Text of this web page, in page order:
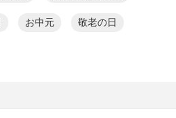
お中元 敬老の日